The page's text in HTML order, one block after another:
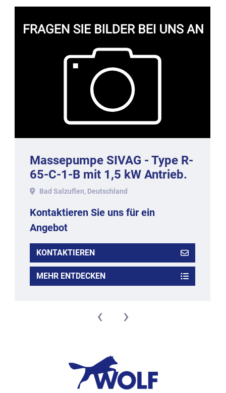
Massepumpe SIVAG - Type R-
65-C-1-B mit 1,5 kW Antrieb.
Bad Salzuflen, Deutschland
Kontaktieren Sie uns für ein
Angebot
KONTAKTIEREN
MEHR ENTDECKEN
‹ ›